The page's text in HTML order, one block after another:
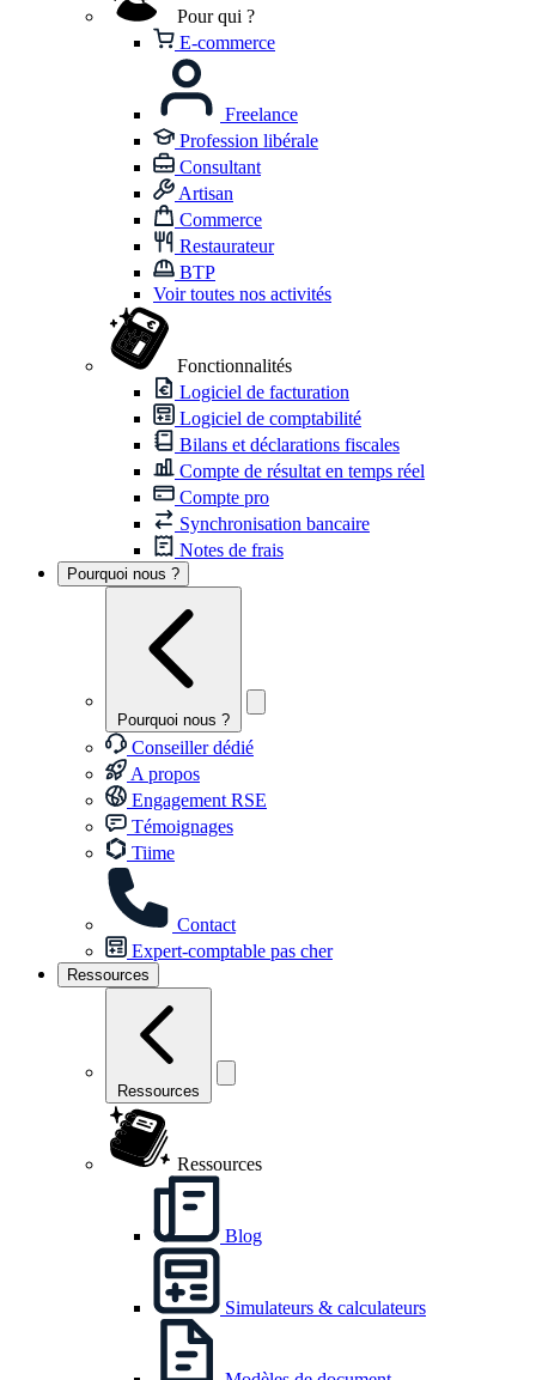
Pour qui ?
E-commerce
Freelance
Profession libérale
Consultant
Artisan
Commerce
Restaurateur
BTP
Voir toutes nos activités
Fonctionnalités
Logiciel de facturation
Logiciel de comptabilité
Bilans et déclarations fiscales
Compte de résultat en temps réel
Compte pro
Synchronisation bancaire
Notes de frais
Pourquoi nous ?
Pourquoi nous ?
Conseiller dédié
A propos
Engagement RSE
Témoignages
Tiime
Contact
Expert-comptable pas cher
Ressources
Ressources
Ressources
Blog
Simulateurs & calculateurs